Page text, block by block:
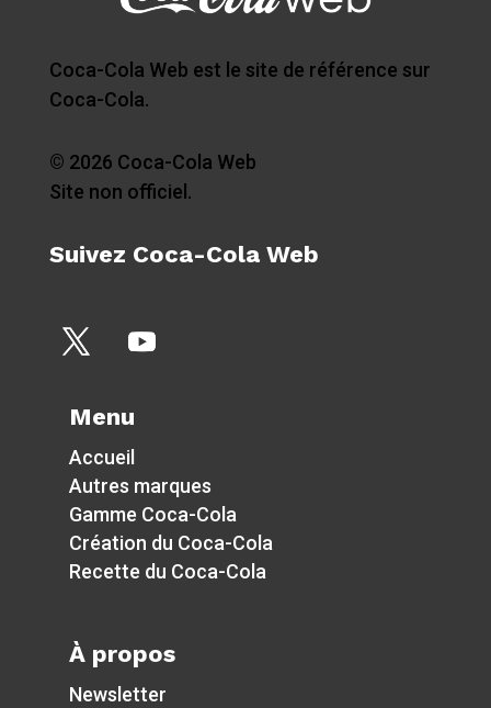
Coca-Cola Web est le site de référence sur
Coca-Cola.
© 2026 Coca-Cola Web
Site non officiel.
Suivez Coca-Cola Web
Menu
Accueil
Autres marques
Gamme Coca-Cola
Création du Coca-Cola
Recette du Coca-Cola
À propos
Newsletter